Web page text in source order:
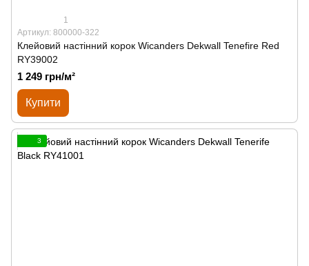
1
Артикул: 800000-322
Клейовий настінний корок Wicanders Dekwall Tenefire Red
RY39002
1 249 грн/м²
Купити
3